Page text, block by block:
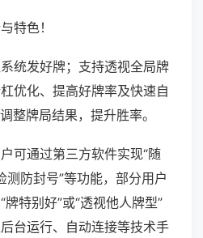
特色！
统发好牌；支持透视全局牌
优化、提高好牌率及快速自
整牌局结果，提升胜率。
可通过第三方软件实现“随
测防封号”等功能，部分用户
特别好”或“透视他人牌型”
台运行、自动连接等技术手